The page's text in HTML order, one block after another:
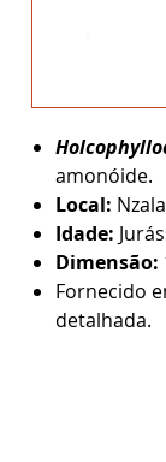
amonóide.
Local:
Idade:
Dimensão:
Fornecido
detalhada.